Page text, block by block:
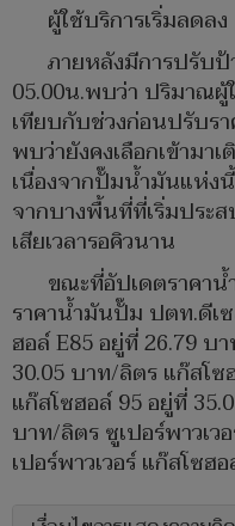
ผู้ใช้บริการเริ่มลดลง
ภายหลังมีการปรับป้
05.00น.พบว่า ปริมาณผู้
เทียบกับช่วงก่อนปรับร
พบว่ายังคงเลือกเข้ามา
เนื่องจากปั๊มน้ำมันแห่ง
จากบางพื้นที่ที่เริ่มประ
เสียเวลารอคิวนาน
ขณะที่อัปเดตราคา
ราคาน้ำมันปั๊ม ปตท.ดีเ
ฮอล์ E85 อยู่ที่ 26.79 บ
30.05 บาท/ลิตร แก๊สโ
แก๊สโซฮอล์ 95 อยู่ที่
บาท/ลิตร ซูเปอร์พาวเ
เปอร์พาวเวอร์ แก๊สโซ